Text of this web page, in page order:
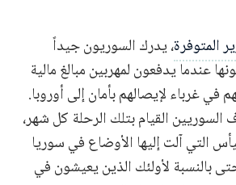
المتوفرة، يدرك السوريون جيداً
عندما يدفعون لمهربين مبالغ مالية
غرباء لإيصالهم بأمان إلى أوروبا.
القيام بتلك الرحلة كل شهر،
التي آلت إليها الأوضاع في سوريا
بالنسبة لأولئك الذين يعيشون في